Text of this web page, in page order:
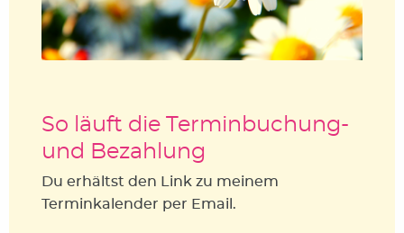
So läuft die Terminbuchung-
und Bezahlung
Du erhältst den Link zu meinem
Terminkalender per Email.